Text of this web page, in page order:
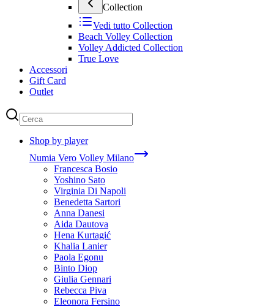
Collection
Vedi tutto Collection
Beach Volley Collection
Volley Addicted Collection
True Love
Accessori
Gift Card
Outlet
Shop by player
Numia Vero Volley Milano
Francesca Bosio
Yoshino Sato
Virginia Di Napoli
Benedetta Sartori
Anna Danesi
Aida Dautova
Hena Kurtagić
Khalia Lanier
Paola Egonu
Binto Diop
Giulia Gennari
Rebecca Piva
Eleonora Fersino